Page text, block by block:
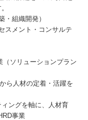
・組織開発）
スメント・コンサルテ
（ソリューションプラン
ら人材の定着・活躍を
ングを軸に、人材育
事業